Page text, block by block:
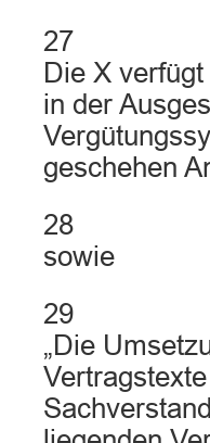
27
Die X
in der
geschehen
28
sowie
29
„Die